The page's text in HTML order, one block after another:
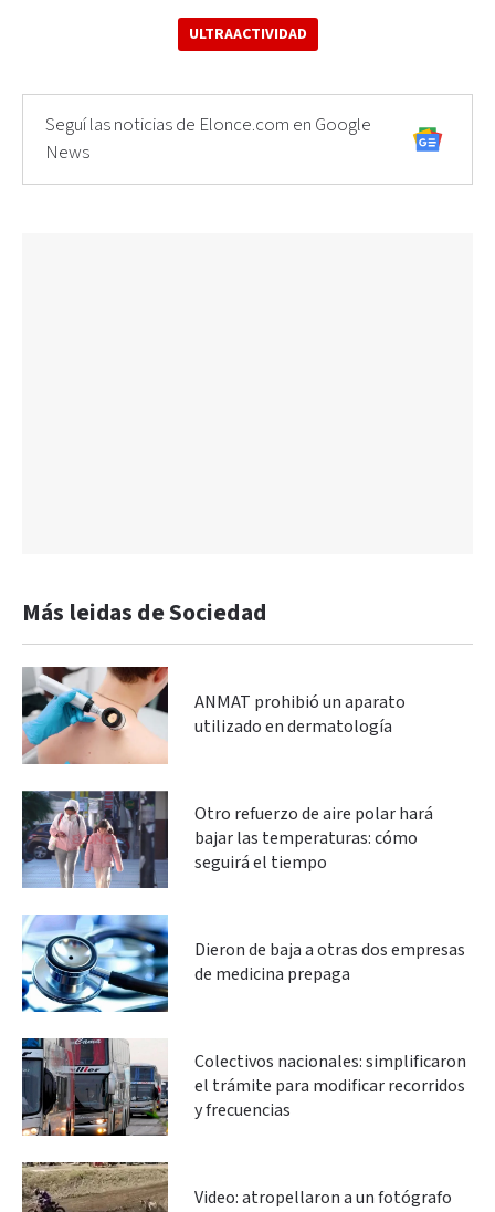
ULTRAACTIVIDAD
Seguí las noticias de Elonce.com en Google
News
Más leidas de Sociedad
ANMAT prohibió un aparato
utilizado en dermatología
Otro refuerzo de aire polar hará
bajar las temperaturas: cómo
seguirá el tiempo
Dieron de baja a otras dos empresas
de medicina prepaga
Colectivos nacionales: simplificaron
el trámite para modificar recorridos
y frecuencias
Video: atropellaron a un fotógrafo